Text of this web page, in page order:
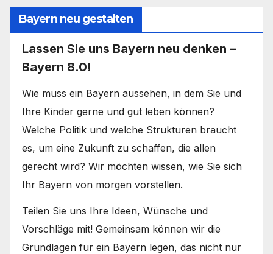
Bayern neu gestalten
Lassen Sie uns Bayern neu denken –
Bayern 8.0!
Wie muss ein Bayern aussehen, in dem Sie und
Ihre Kinder gerne und gut leben können?
Welche Politik und welche Strukturen braucht
es, um eine Zukunft zu schaffen, die allen
gerecht wird? Wir möchten wissen, wie Sie sich
Ihr Bayern von morgen vorstellen.
Teilen Sie uns Ihre Ideen, Wünsche und
Vorschläge mit! Gemeinsam können wir die
Grundlagen für ein Bayern legen, das nicht nur